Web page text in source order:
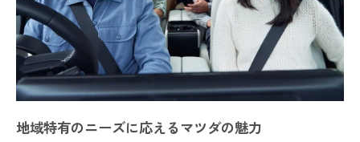
三重県で注目のマツダモデルその魅力を解説
最新モデルの特徴とその魅力
各モデルの利点と選び方
燃費性能と環境への貢献
デザインに込められたマツダの哲学
地域特有のニーズに応えるマツダの魅力